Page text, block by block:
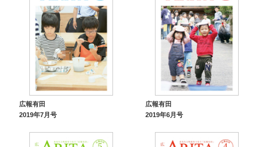
広報有田
2019年7月号
広報有田
2019年6月号